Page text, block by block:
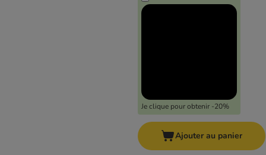
Je clique pour obtenir -20%
Ajouter au panier